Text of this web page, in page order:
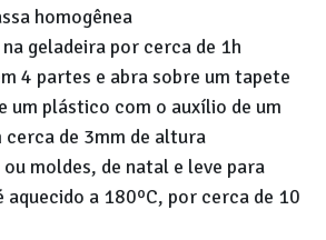
homogênea
geladeira por cerca de 1h
4 partes e abra sobre um tapete
um plástico com o auxílio de um
de 3mm de altura
moldes, de natal e leve para
aquecido a 180ºC, por cerca de 10